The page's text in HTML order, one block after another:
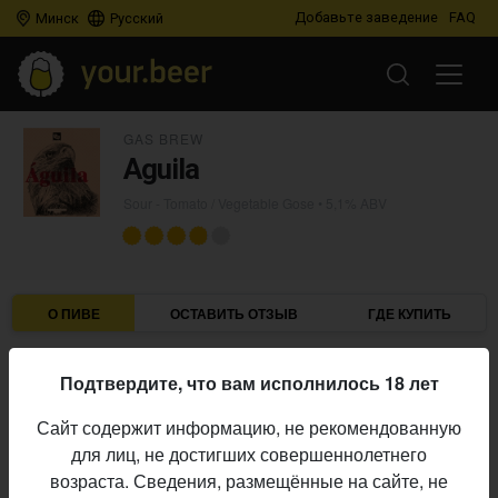
Минск Русский Добавьте заведение FAQ
Aguila
О ПИВЕ ОСТАВИТЬ ОТЗЫВ ГДЕ КУПИТЬ
Пивоварня:
Алкоголь:
5,1%
Начало
выпуска:
30.04.2025
Подтвердите, что вам исполнилось 18 лет
Сайт содержит информацию, не рекомендованную
для лиц, не достигших совершеннолетнего
возраста. Сведения, размещённые на сайте, не